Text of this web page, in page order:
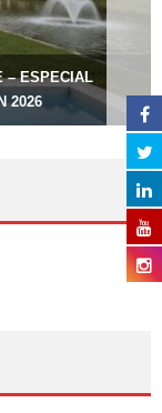
– ESPECIAL
2026